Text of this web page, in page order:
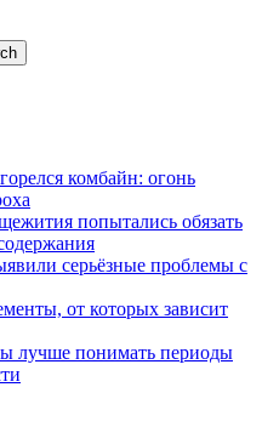
комбайн: огонь
попытались обязать
серьёзные проблемы с
от которых зависит
лучше понимать периоды